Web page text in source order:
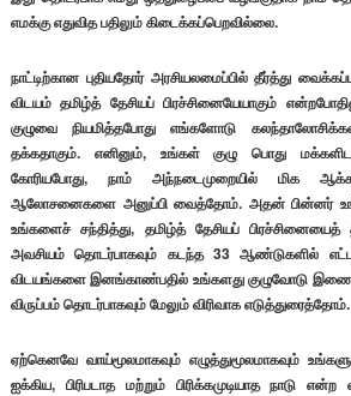
எமக்கு எதுவித பதிலும் கிடைக்கப்பெறவில்லை.
நாட்டிற்கான புதியதோர் அரசியலமைப்பில் தீர்த்து
விடயம் தமிழ்த் தேசியப் பிரச்சினையேயாகும்
குழுவை நியமித்தபோது எங்களோடு
தக்கதாகும். எனினும், உங்கள் குழு பொது
கோரியபோது, நாம் அந்நடைமுறையில் மிக
ஆலோசனைகளை அனுப்பி வைத்தோம். அதன் பின்னர்
உங்களைச் சந்தித்து, தமிழ்த் தேசியப்
அவசியம் தொடர்பாகவும் கடந்த 33 ஆண்டுகளில்
விடயங்களை இனங்காண்பதில் உங்களது குழுவோடு
விருப்பம் தொடர்பாகவும் மேலும் விரிவாக எடுத்துரைத்தோம்.
ஏற்கெனவே வாய்மூலமாகவும் எழுத்துமூலமாகவும்
ஐக்கிய, பிரிபடாத மற்றும் பிரிக்கமுடியாத நாடு